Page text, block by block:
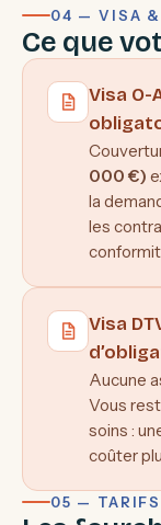
04 — VISA &
Ce que
Visa
000 €)
la
les
Visa
Aucune
Vous
soins :
coûter
05 —